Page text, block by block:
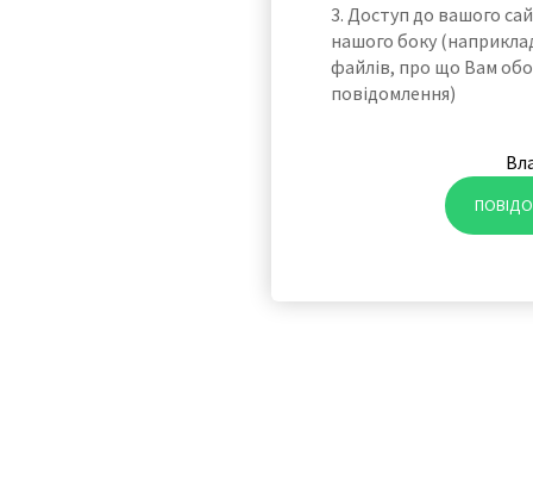
3. Доступ до вашого
нашого боку
файлів, про що Вам
повідомлення)